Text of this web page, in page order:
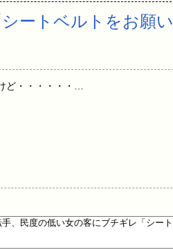
ートベルトをお願い
ど・・・・・・…